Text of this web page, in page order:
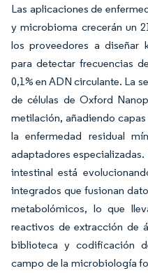
Las aplicaciones de
y microbioma crecerán un
los proveedores a diseñar
para detectar frecuencias
0,1% en ADN circulante. La
de células de Oxford
metilación, añadiendo
la enfermedad residual
adaptadores
intestinal está
integrados que fusionan
metabolómicos, lo que
reactivos de extracción de
biblioteca y codificación
campo de la microbiología